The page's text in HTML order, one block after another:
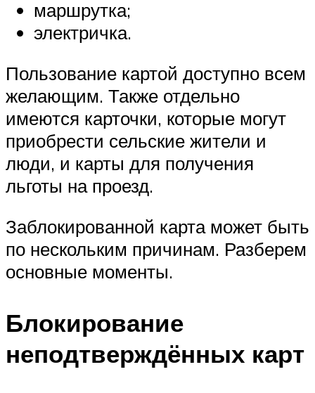
маршрутка;
электричка.
Пользование картой доступно всем
желающим. Также отдельно
имеются карточки, которые могут
приобрести сельские жители и
люди, и карты для получения
льготы на проезд.
Заблокированной карта может быть
по нескольким причинам. Разберем
основные моменты.
Блокирование
неподтверждённых карт